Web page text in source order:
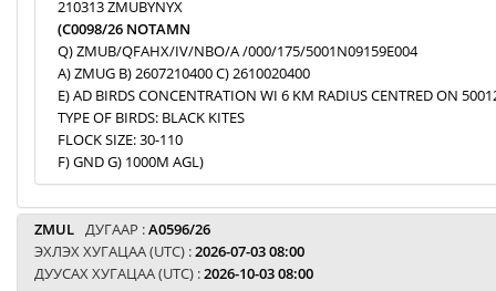
210313 ZMUBYNYX
(C0098/26 NOTAMN
Q) ZMUB/QFAHX/IV/NBO/A /000/175/5001N09159E004
A) ZMUG B) 2607210400 C) 2610020400
E) AD BIRDS CONCENTRATION WI 6 KM RADIUS CENTRED ON
TYPE OF BIRDS: BLACK KITES
FLOCK SIZE: 30-110
F) GND G) 1000M AGL)
ZMUL ДУГААР :A0596/26
ЭХЛЭХ ХУГАЦАА (UTC) :2026-07-03 08:00
ДУУСАХ ХУГАЦАА (UTC) :2026-10-03 08:00